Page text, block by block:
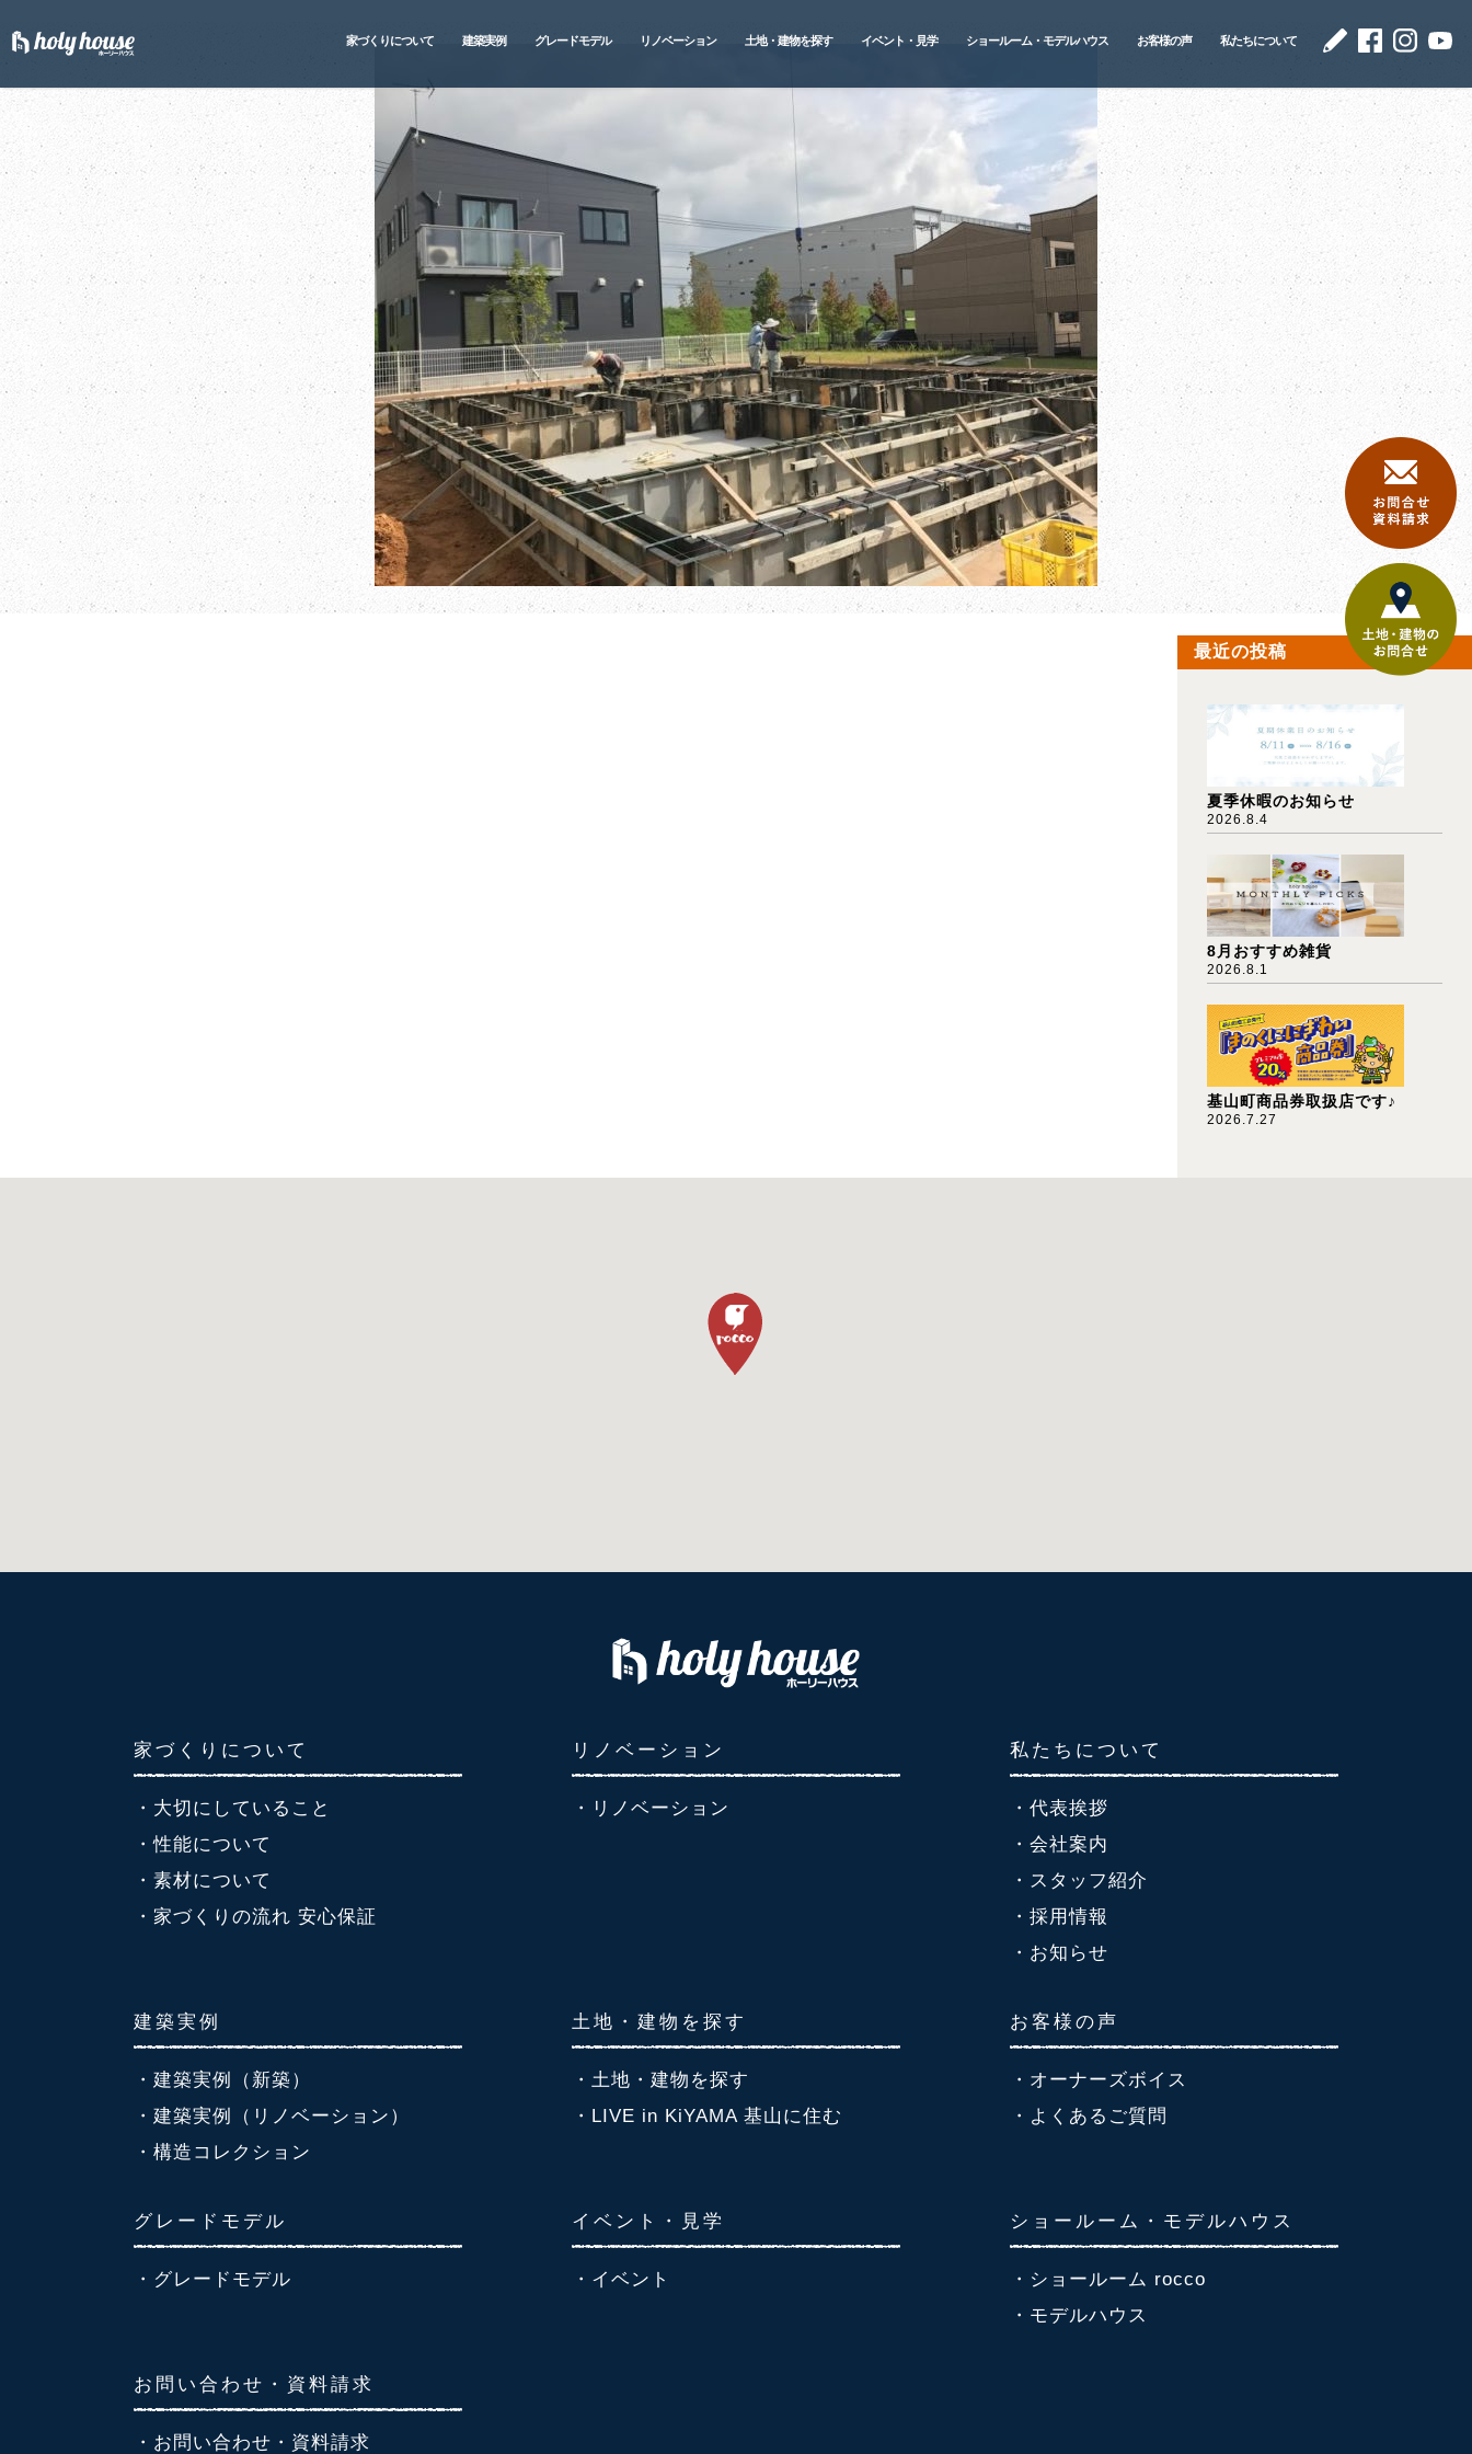
家づくりについて 建築実例 グレードモデル リノベーション 土地・建物を探す イベント・見学 ショールーム・モデルハウス お客様の声 私たちについて
最近の投稿
夏季休暇のお知らせ
2026.8.4
8月おすすめ雑貨
2026.8.1
基山町商品券取扱店です♪
2026.7.27
家づくりについて
・大切にしていること
・性能について
・素材について
・家づくりの流れ 安心保証
リノベーション
・リノベーション
私たちについて
・代表挨拶
・会社案内
・スタッフ紹介
・採用情報
・お知らせ
建築実例
・建築実例（新築）
・建築実例（リノベーション）
・構造コレクション
土地・建物を探す
・土地・建物を探す
・LIVE in KiYAMA 基山に住む
お客様の声
・オーナーズボイス
・よくあるご質問
グレードモデル
・グレードモデル
イベント・見学
・イベント
ショールーム・モデルハウス
・ショールーム rocco
・モデルハウス
お問い合わせ・資料請求
・お問い合わせ・資料請求